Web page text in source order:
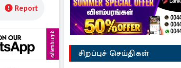
Report
விளம்பரம் சிறப்புச் செய்திகள்